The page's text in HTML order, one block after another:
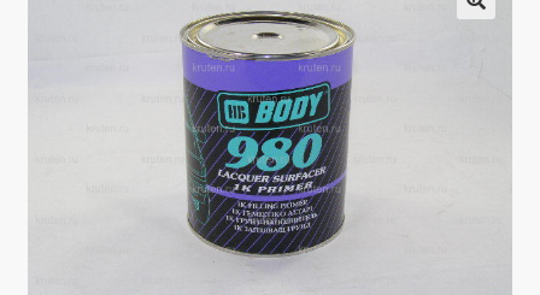
Политика в отношении обработки персональных
Юридические данные